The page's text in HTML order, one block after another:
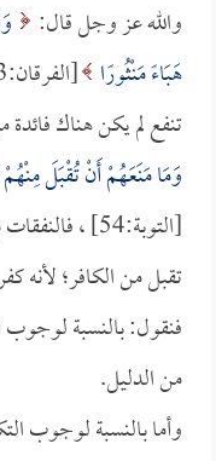
والله عز وجل قال:
هَبَاءً مَنْثُورًا
تنفع لم يكن هناك
وَمَا مَنَعَهُمْ أَنْ تُقْبَلَ مِنْهُمْ
[التوبة:54] ،
تقبل من الكافر؛ لأنه
فنقول: بالنسبة لوجوب
من الدليل.
وأما بالنسبة لوجوب